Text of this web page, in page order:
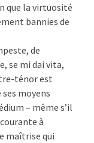
que la virtuosité
bannies de
de
se mi dai vita,
ténor est
moyens
– même s’il
à
maîtrise qui